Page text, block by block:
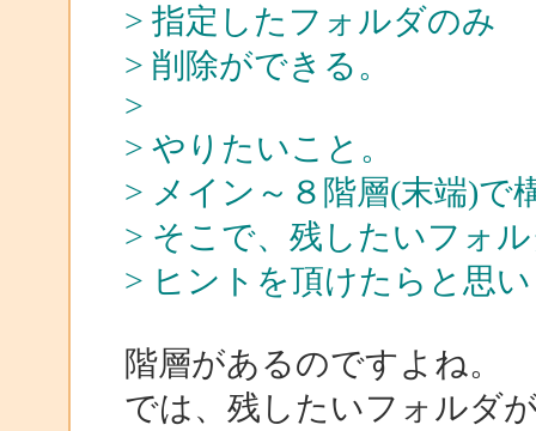
> 指定したフォルダのみ
> 削除ができる。
>
> やりたいこと。
> メイン～８階層(末端)で
> そこで、残したいフォ
> ヒントを頂けたらと思
階層があるのですよね。
では、残したいフォルダ